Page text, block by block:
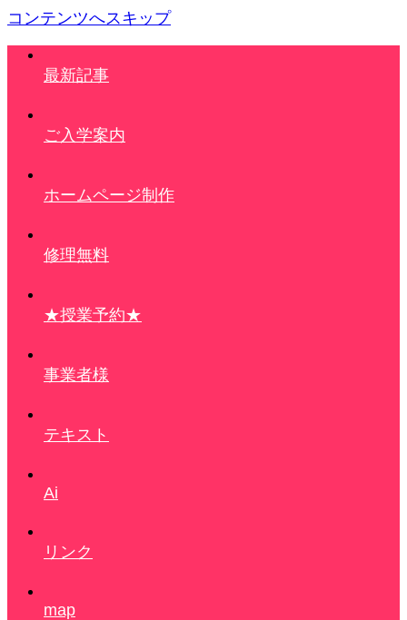
コンテンツへスキップ
最新記事
ご入学案内
ホームページ制作
修理無料
★授業予約★
事業者様
テキスト
Ai
リンク
map